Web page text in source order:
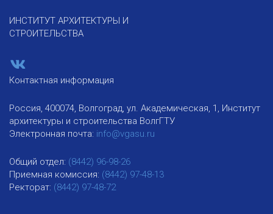
ИНСТИТУТ АРХИТЕКТУРЫ И
СТРОИТЕЛЬСТВА
Контактная информация
Россия, 400074, Волгоград, ул. Академическая, 1, Институт
архитектуры и строительства ВолгГТУ
Электронная почта: info@vgasu.ru
Общий отдел: (8442) 96-98-26
Приемная комиссия: (8442) 97-48-13
Ректорат: (8442) 97-48-72